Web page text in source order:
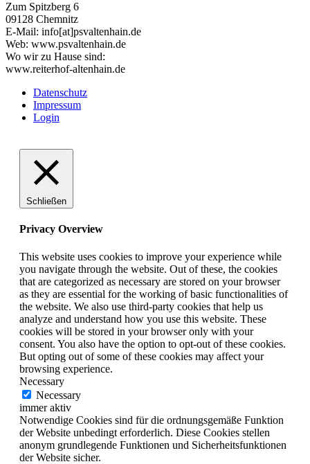
Zum Spitzberg 6
09128 Chemnitz
E-Mail: info[at]psvaltenhain.de
Web: www.psvaltenhain.de
Wo wir zu Hause sind:
www.reiterhof-altenhain.de
Datenschutz
Impressum
Login
Schließen
Privacy Overview
This website uses cookies to improve your experience while
you navigate through the website. Out of these, the cookies
that are categorized as necessary are stored on your browser
as they are essential for the working of basic functionalities of
the website. We also use third-party cookies that help us
analyze and understand how you use this website. These
cookies will be stored in your browser only with your
consent. You also have the option to opt-out of these cookies.
But opting out of some of these cookies may affect your
browsing experience.
Necessary
Necessary
immer aktiv
Notwendige Cookies sind für die ordnungsgemäße Funktion
der Website unbedingt erforderlich. Diese Cookies stellen
anonym grundlegende Funktionen und Sicherheitsfunktionen
der Website sicher.